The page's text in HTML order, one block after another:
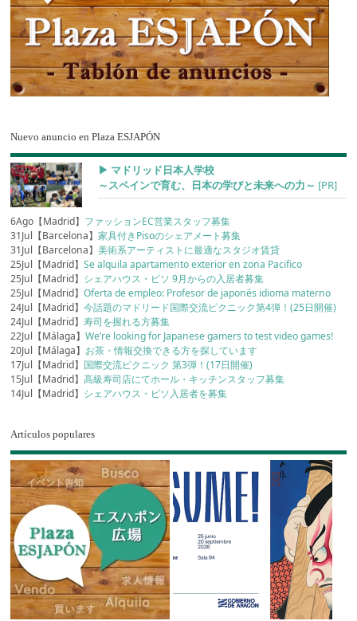
Nuevo anuncio en Plaza ESJAPÓN
▶︎ マドリッド日本人学校
～スペインで育む、日本の学びと未来への力～ [PR]
6Ago【Madrid】 ファッションEC営業スタッフ募集
31Jul【Barcelona】家具付きPisoのシェアメート募集
31Jul【Barcelona】美術系アーティストに最適なスタジオ賃貸
25Jul【Madrid】Se alquila apartamento exterior en zona Pacifico
25Jul【Madrid】 シェアハウス・ピソ 9月からの入居者募集
25Jul【Madrid】Oferta de empleo: Profesor de japonés idioma materno
24Jul【Madrid】今話題のマドリード国際交流ピクニック第4弾！(25日開催)
24Jul【Madrid】寿司を握れる方募集
22Jul【Málaga】We’re looking for Japanese gamers to test video games!
20Jul【Málaga】 お茶・情報交換できる方を探しています
17Jul【Madrid】 国際交流ピクニック 第3弾！(17日開催)
15Jul【Madrid】高級寿司店にてホール・キッチンスタッフ募集
14Jul【Madrid】 シェアハウス・ピソ入居者を募集
Artículos populares